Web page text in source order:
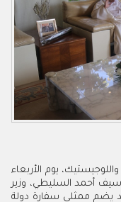
يوم الأربعاء
بن سيف أحمد السليطي، وزير
يضم ممثلي سفارة دولة